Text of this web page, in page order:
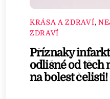
KRÁSA A ZDRAVÍ,
ZDRAVÍ
Příznaky
odlišné od těch
na bolest čelisti!